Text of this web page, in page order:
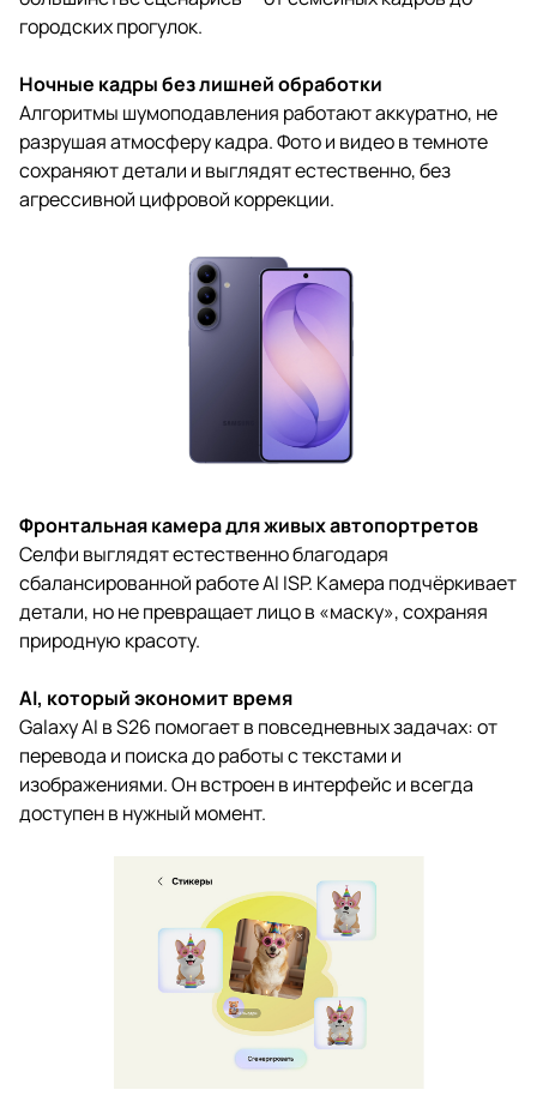
городских прогулок.
Ночные кадры без лишней обработки
Алгоритмы шумоподавления работают аккуратно, не
разрушая атмосферу кадра. Фото и видео в темноте
сохраняют детали и выглядят естественно, без
агрессивной цифровой коррекции.
Фронтальная камера для живых автопортретов
Селфи выглядят естественно благодаря
сбалансированной работе AI ISP. Камера подчёркивает
детали, но не превращает лицо в «маску», сохраняя
природную красоту.
AI, который экономит время
Galaxy AI в S26 помогает в повседневных задачах: от
перевода и поиска до работы с текстами и
изображениями. Он встроен в интерфейс и всегда
доступен в нужный момент.